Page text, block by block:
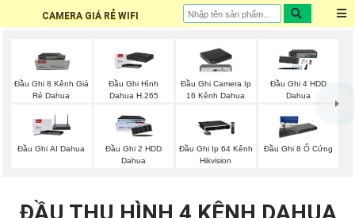
CAMERA GIÁ RẺ WIFI
Đầu Ghi 8 Kênh Giá
Rẻ Dahua
Đầu Ghi Hình
Dahua H.265
Đầu Ghi Camera Ip
16 Kênh Dahua
Đầu Ghi 4 HDD
Dahua
Đầu Ghi AI Dahua
Đầu Ghi 2 HDD
Dahua
Đầu Ghi Ip 64 Kênh
Hikvision
Đầu Ghi 8 Ổ Cứng